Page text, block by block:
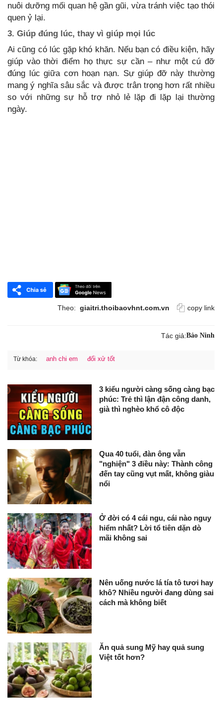
nuôi dưỡng mối quan hệ gần gũi, vừa tránh việc tạo thói
quen ỷ lại.
3. Giúp đúng lúc, thay vì giúp mọi lúc
Ai cũng có lúc gặp khó khăn. Nếu bạn có điều kiện, hãy
giúp vào thời điểm họ thực sự cần – như một cú đỡ
đúng lúc giữa cơn hoạn nạn. Sự giúp đỡ này thường
mang ý nghĩa sâu sắc và được trân trọng hơn rất nhiều
so với những sự hỗ trợ nhỏ lẻ lặp đi lặp lại thường
ngày.
Theo: giaitri.thoibaovhnt.com.vn copy link
Tác giả:Bảo Ninh
Từ khóa: anh chi em đối xử tốt
3 kiểu người càng sống càng bạc
phúc: Trẻ thì lận đận công danh,
già thì nghèo khổ cô độc
Qua 40 tuổi, đàn ông vẫn
"nghiện" 3 điều này: Thành công
đến tay cũng vụt mất, không giàu
nổi
Ở đời có 4 cái ngu, cái nào nguy
hiểm nhất? Lời tổ tiên dặn dò
mãi không sai
Nên uống nước lá tía tô tươi hay
khô? Nhiều người đang dùng sai
cách mà không biết
Ăn quả sung Mỹ hay quả sung
Việt tốt hơn?